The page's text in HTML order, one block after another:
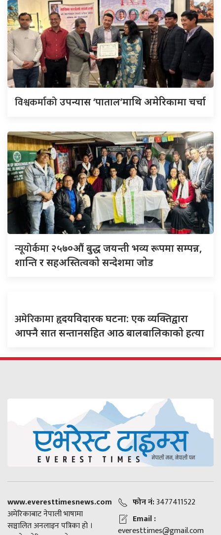
विश्वकर्माकोउपन्यास ‘पाताल’माथि अमेरिकामा चर्चा
न्यूयोर्कमा २५७०औं बुद्ध जयन्ती भव्य रूपमा सम्पन्न,
शान्ति र सहअस्तित्वको सन्देशमा जोड
अमेरिकामाहृदयविदारक घटना: एक व्यक्तिद्वारा
आफ्नै सात सन्तानसहित आठ बालबालिकाको हत्या
www.everesttimesnews.com
अमेरिकाबाट नेपाली भाषामा
सञ्चालित अनलाइन पत्रिका हो ।
फोन नं:3477411522
Email :
everesttimes@gmail.com